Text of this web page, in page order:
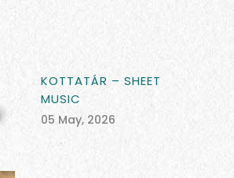
KOTTATÁR – SHEET
MUSIC
05 May, 2026